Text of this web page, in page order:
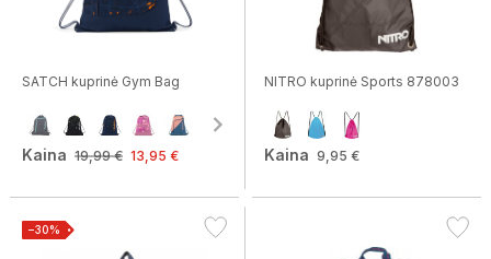
SATCH kuprinė Gym Bag
Kaina 19,99 € 13,95 €
NITRO kuprinė Sports 878003
Kaina 9,95 €
−30%